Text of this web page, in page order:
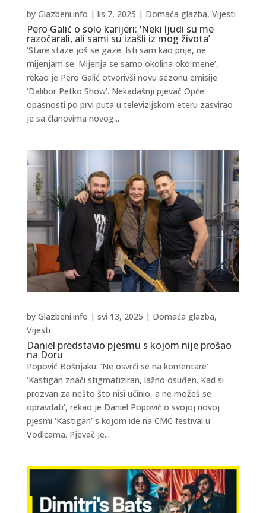
Pero Galić o solo karijeri: ‘Neki ljudi su me
razočarali, ali sami su izašli iz mog života’
by Glazbeni.info | lis 7, 2025 | Domaća glazba, Vijesti
‘Stare staze još se gaze. Isti sam kao prije, ne
mijenjam se. Mijenja se samo okolina oko mene’,
rekao je Pero Galić otvorivši novu sezonu emisije
‘Dalibor Petko Show’. Nekadašnji pjevač Opće
opasnosti po prvi puta u televizijskom eteru zasvirao
je sa članovima novog...
Daniel predstavio pjesmu s kojom nije prošao
na Doru
by Glazbeni.info | svi 13, 2025 | Domaća glazba,
Vijesti
Popović Bošnjaku: ‘Ne osvrći se na komentare’
‘Kastigan znači stigmatiziran, lažno osuđen. Kad si
prozvan za nešto što nisi učinio, a ne možeš se
opravdati’, rekao je Daniel Popović o svojoj novoj
pjesmi ‘Kastigan’ s kojom ide na CMC festival u
Vodicama. Pjevač je...